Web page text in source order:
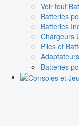
Voir tout
Batteries
Batteries
Chargeurs
Piles et
Batteries